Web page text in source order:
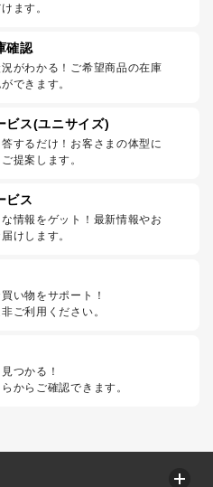
ます。
確認
がわかる！ご希望商品の在庫
できます。
ビス(ユニサイズ)
するだけ！お客さまの体型に
提案します。
ビス
情報をゲット！最新情報やお
けします。
い物をサポート！
ご利用ください。
つかる！
からご確認できます。